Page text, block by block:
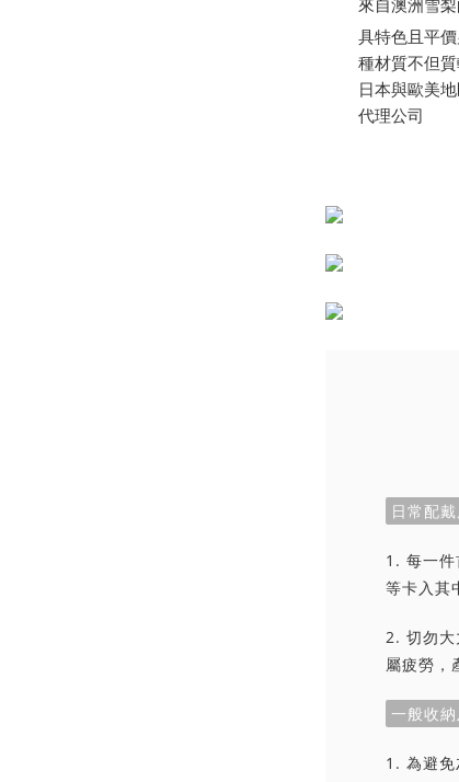
具特色且平
種材質不但
日本與歐美
代理公司
日常配
1. 每一
等卡入其
2. 切勿大
屬疲勞，
一般收
1. 為避免